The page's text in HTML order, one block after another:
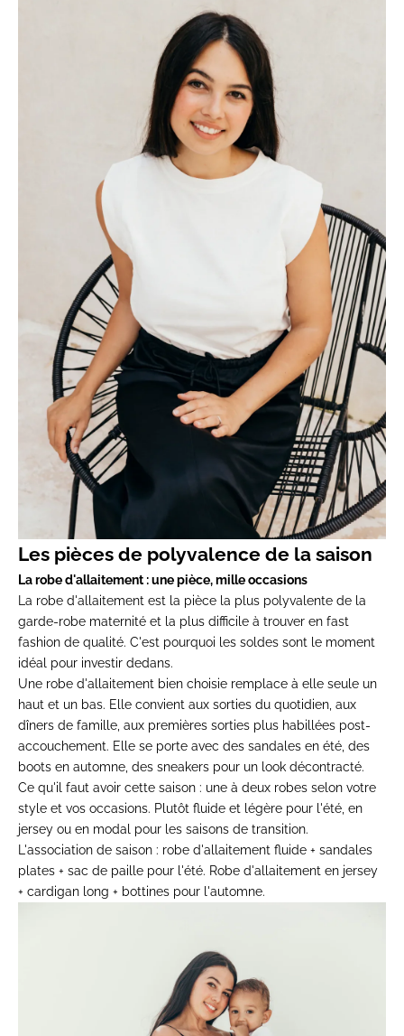
Les pièces de polyvalence de la saison
La robe d'allaitement : une pièce, mille occasions
La robe d'allaitement est la pièce la plus polyvalente de la
garde-robe maternité et la plus difficile à trouver en fast
fashion de qualité. C'est pourquoi les soldes sont le moment
idéal pour investir dedans.
Une robe d'allaitement bien choisie remplace à elle seule un
haut et un bas. Elle convient aux sorties du quotidien, aux
dîners de famille, aux premières sorties plus habillées post-
accouchement. Elle se porte avec des sandales en été, des
boots en automne, des sneakers pour un look décontracté.
Ce qu'il faut avoir cette saison : une à deux robes selon votre
style et vos occasions. Plutôt fluide et légère pour l'été, en
jersey ou en modal pour les saisons de transition.
L'association de saison : robe d'allaitement fluide + sandales
plates + sac de paille pour l'été. Robe d'allaitement en jersey
+ cardigan long + bottines pour l'automne.